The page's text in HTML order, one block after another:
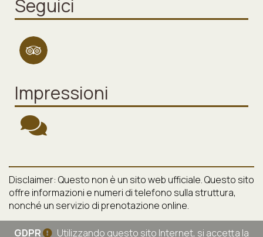
Seguici
Impressioni
Disclaimer: Questo non è un sito web ufficiale. Questo sito
offre informazioni e numeri di telefono sulla struttura,
nonché un servizio di prenotazione online.
GDPR Utilizzando questo sito Internet, si accetta la